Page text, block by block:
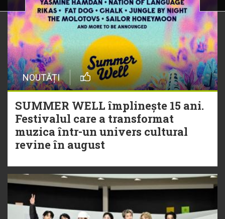
NOUTĂȚI
SUMMER WELL împlinește 15 ani.
Festivalul care a transformat
muzica într-un univers cultural
revine în august